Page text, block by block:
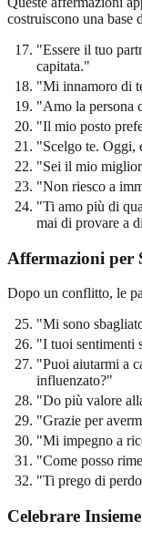
costruiscono una base
"Essere il tuo
capitata."
"Mi innamoro di
"Amo la persona
"Il mio posto
"Scelgo te. Oggi,
"Sei il mio
"Non riesco a
"Ti amo più di
mai di provare a
Affermazioni per
Dopo un conflitto, le
"Mi sono
"I tuoi sentimenti
"Puoi aiutarmi a
influenzato?"
"Do più valore
"Grazie per
"Mi impegno a
"Come posso
"Ti prego di
Celebrare